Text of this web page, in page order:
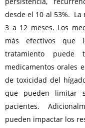
desde el 10 al 53%.
3 a 12 meses. Los
más efectivos que
tratamiento
medicamentos orales
de toxicidad del
que pueden limitar
pacientes.
pueden impactar los